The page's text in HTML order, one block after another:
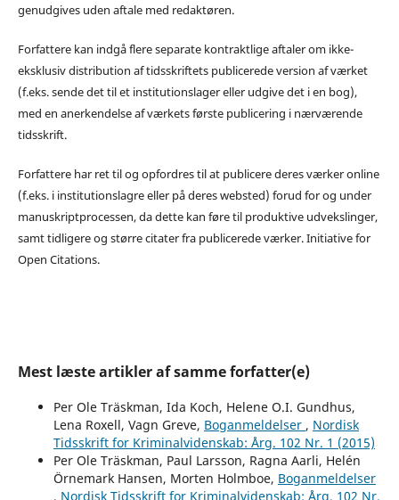
genudgives uden aftale med redaktøren.
Forfattere kan indgå flere separate kontraktlige aftaler om ikke-
eksklusiv distribution af tidsskriftets publicerede version af værket
(f.eks. sende det til et institutionslager eller udgive det i en bog),
med en anerkendelse af værkets første publicering i nærværende
tidsskrift.
Forfattere har ret til og opfordres til at publicere deres værker online
(f.eks. i institutionslagre eller på deres websted) forud for og under
manuskriptprocessen, da dette kan føre til produktive udvekslinger,
samt tidligere og større citater fra publicerede værker. Initiative for
Open Citations.
Mest læste artikler af samme forfatter(e)
Per Ole Träskman, Ida Koch, Helene O.I. Gundhus,
Lena Roxell, Vagn Greve, Boganmeldelser , Nordisk
Tidsskrift for Kriminalvidenskab: Årg. 102 Nr. 1 (2015)
Per Ole Träskman, Paul Larsson, Ragna Aarli, Helén
Örnemark Hansen, Morten Holmboe, Boganmeldelser
, Nordisk Tidsskrift for Kriminalvidenskab: Årg. 102 Nr.